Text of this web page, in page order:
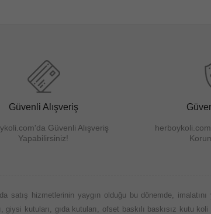
Güvenli Alışveriş
Güvenli Alışveriş
Yapabilirsiniz!
satış hizmetlerinin yaygın olduğu bu dönemde, imalatını
kutuları, gıda kutuları, ofset baskılı baskısız kutu